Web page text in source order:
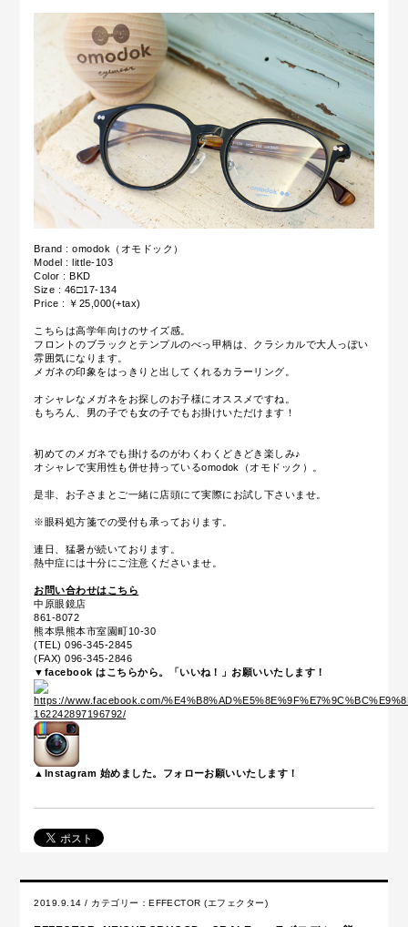
Brand : omodok（オモドック）
Model : little-103
Color : BKD
Size : 46□17-134
Price : ￥25,000(+tax)
こちらは高学年向けのサイズ感。
フロントのブラックとテンプルのべっ甲柄は、クラシカルで大人っぽい
雰囲気になります。
メガネの印象をはっきりと出してくれるカラーリング。
オシャレなメガネをお探しのお子様にオススメですね。
もちろん、男の子でも女の子でもお掛けいただけます！
初めてのメガネでも掛けるのがわくわくどきどき楽しみ♪
オシャレで実用性も併せ持っているomodok（オモドック）。
是非、お子さまとご一緒に店頭にて実際にお試し下さいませ。
※眼科処方箋での受付も承っております。
連日、猛暑が続いております。
熱中症には十分にご注意くださいませ。
お問い合わせはこちら
中原眼鏡店
861-8072
熊本県熊本市室園町10-30
(TEL) 096-345-2845
(FAX) 096-345-2846
▼facebook はこちらから。「いいね！」お願いいたします！
▲Instagram 始めました。フォローお願いいたします！
2019.9.14 / カテゴリー：EFFECTOR (エフェクター)